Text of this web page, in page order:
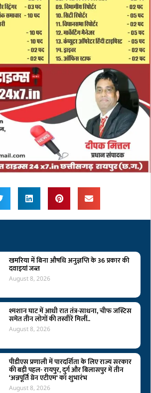
खमरिया में बिना औषधि अनुज्ञप्ति के 36 प्रकार की
दवाइयां जब्त
August 8, 2026
श्मशान घाट में आधी रात तंत्र-साधना, चीफ जस्टिस
समेत तीन लोगों की तस्वीरें मिलीं..
August 8, 2026
पीडीएस प्रणाली में पारदर्शिता के लिए राज्य सरकार
की बड़ी पहल- रायपुर, दुर्ग और बिलासपुर में तीन
‘अन्नपूर्ति ग्रेन एटीएम‘ का शुभारंभ
August 8, 2026